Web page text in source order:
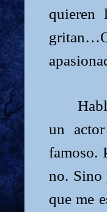
quieren
un
famoso.
no. Sino
que me